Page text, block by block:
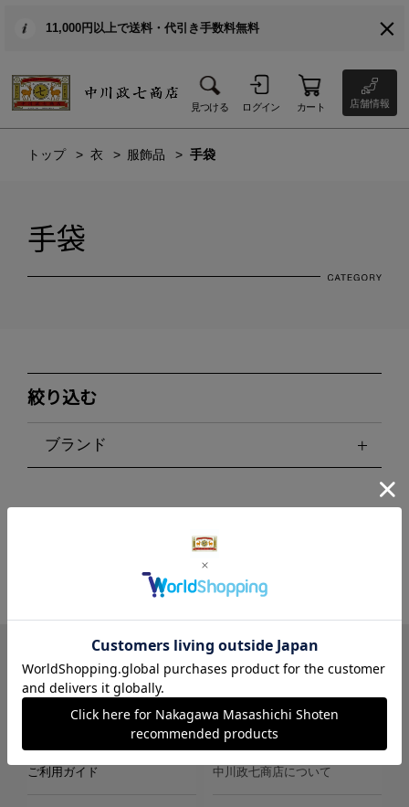
11,000円以上で送料・代引き手数料無料
見つける ログイン カート 店舗情報
トップ 衣 服飾品 手袋
手袋
絞り込む
ブランド
LINE Instagram X Facebook メールマガジン
ご利用ガイド 中川政七商店について